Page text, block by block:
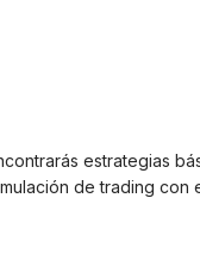
estrategias
de trading